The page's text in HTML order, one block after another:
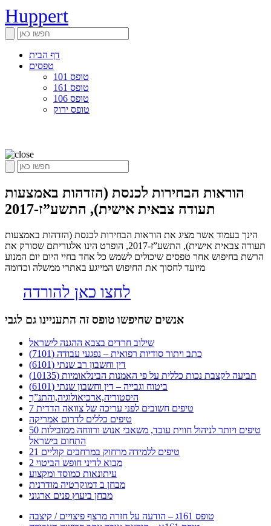
Huppert
דף הבית
טפסים
טופס 101
טופס 161
טופס 106
טופס ירוק
הוראות הבחירות לכנסת (הזדהות באמצעות
תעודה צבאית אישית), התשע”ז-2017
הינך בעמוד אשר מציג את הוראות הבחירות לכנסת (הזדהות באמצעות
תעודה צבאית אישית), התשע”ז-2017, הופרט הינו אלגוריתם שסורק את
הרשת בחיפוש אחר טפסים שיכולים לשמש כל אחד בחיי היום יום המנוע
מיועד לחסוך את החיפוש המייגע באתרי ממשלה וכדומה
לחצו כאן להורדה
אנשים שחיפשו טופס זה התעניינו גם לגבי
שילוב חרדים בצבא ההגנה לישראל
כתב ויתור סודיות רפואית – נפגעי עבודה (7101)
דין וחשבון רב שנתי (6101)
תביעה לקצבת נכות כללית על פי האמנות הבינלאומיות (10135)
ביטוח וגבייה – דין וחשבון שנתי (6101)
היסטוריה,ארכיאולוגיה,והתנ”ך
7 טיפים חשובים לפני עריכה של צוואה הדדית
טיפים כללים לדרום אמריקה
50 טיפים ויותר לניהול חווית עובד, משאבי אנוש ורווחה ממובילות
התחום בישראל
21 טיפים ללמידה מרחוק במרחבים קוליים
מבוא לדיני חופש הביטוי 2
עיתונאות כמוסד ומקצוע
מבחן ב דמוקרטיה מודרנית
מבחן ביעוץ פנים ארגוני
טופס 161ג – הודעה על חזרה מרצף פיצויים / קיצבה